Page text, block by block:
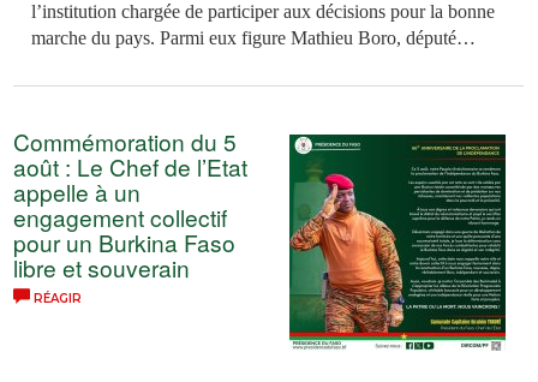
l’institution chargée de participer aux décisions pour la bonne
marche du pays. Parmi eux figure Mathieu Boro, député
nouvel élu a participé à sa toute première séance plénière,
enthousiasme et défis à relever, il dit mesurer l’importance de
la (…)
Commémoration du 5
août : Le Chef de l’Etat
appelle à un
engagement collectif
pour un Burkina Faso
libre et souverain
RÉAGIR